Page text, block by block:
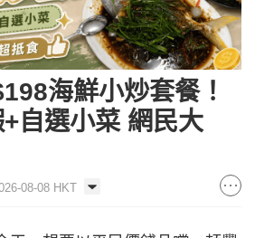
海鮮小炒套餐！
自選小菜 網民大
08-08 HKT